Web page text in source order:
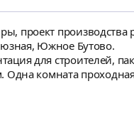
так и
рекомендуем
проект
Южное Бутово.
для строителей,
Сделана